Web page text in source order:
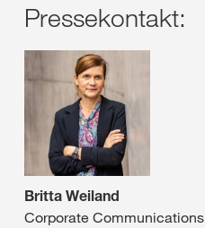
Pressekontakt:
Britta Weiland
Corporate Communications